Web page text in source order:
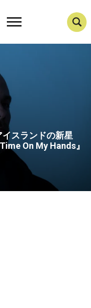
イスランドの新星
On My Hands』